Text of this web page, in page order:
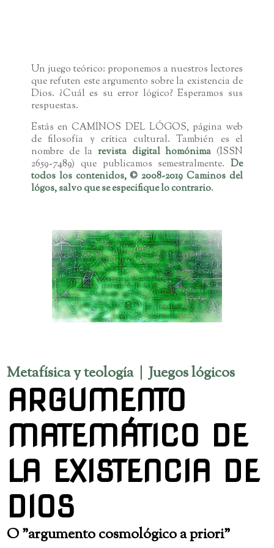
Un juego teórico: proponemos a nuestros lectores
que refuten este argumento sobre la existencia de
Dios. ¿Cuál es su error lógico? Esperamos sus
respuestas.
Estás en CAMINOS DEL LÓGOS, página web
de filosofía y crítica cultural. También es el
nombre de la revista digital homónima (ISSN
2659-7489) que publicamos semestralmente. De
todos los contenidos, © 2008-2019 Caminos del
lógos, salvo que se especifique lo contrario.
Metafísica y teología | Juegos lógicos
ARGUMENTO
MATEMÁTICO DE
LA EXISTENCIA DE
DIOS
O "argumento cosmológico a priori"